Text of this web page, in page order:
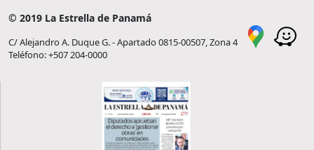
© 2019 La Estrella de Panamá
C/ Alejandro A. Duque G. - Apartado 0815-00507, Zona 4
Teléfono: +507 204-0000